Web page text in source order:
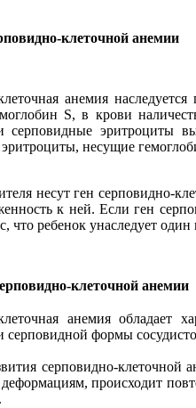
клеточной анемии
анемия
S, в крови
серповидные эритроциты
несущие
несут ген серповидно-
к ней. Если ген
что ребенок унаследует
клеточной анемии
анемия обладает
серповидной формы
серповидно-клеточной
деформациям, происходит